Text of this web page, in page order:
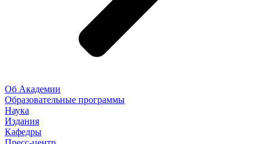
Об Академии
Образовательные программы
Наука
Издания
Кафедры